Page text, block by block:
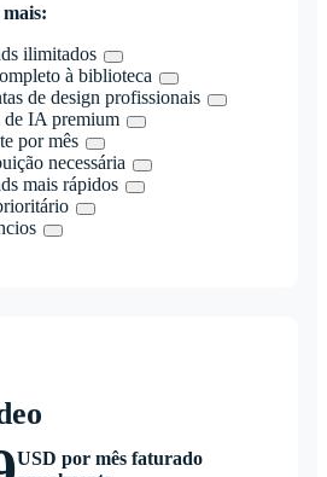
ilimitados
à biblioteca
de design profissionais
de IA premium
por mês
necessária
mais rápidos
USD por mês faturado